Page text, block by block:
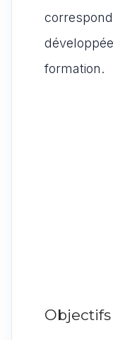
formation.